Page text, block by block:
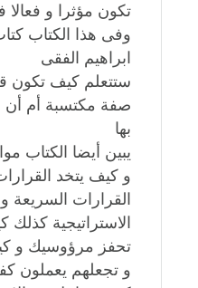
تكون مؤثرا و فعالا
وفى هذا الكتاب
ابراهيم الفقى
ستتعلم كيف تكون
صفة مكتسبة أم أن
بها
يبين أيضا الكتاب
و كيف يتخد
القرارات السريعة
الاستراتيجية كذلك
تحفز مرؤوسيك و
و تجعلهم يعملون